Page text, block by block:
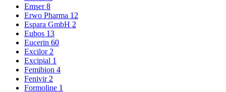
Emser8
Erwo Pharma 12
Espara GmbH 2
Eubos 13
Eucerin 60
Excilor2
Excipial 1
Femibion 4
Fenivir2
Formoline 1